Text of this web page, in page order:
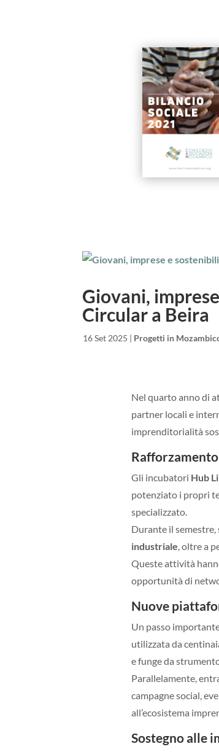
Giovani,
Circular a Beira
16 Set 2025 | Progetti in
Nel quarto anno di
partner locali e
imprenditorialità
Gli incubatori Hub
potenziato i propri
specializzato.
Durante il
industriale, oltre a
Queste attività
opportunità di
Nuove
Un passo
utilizzata da
e funge da
Parallelamente,
campagne social,
all’ecosistema
Sostegno alle